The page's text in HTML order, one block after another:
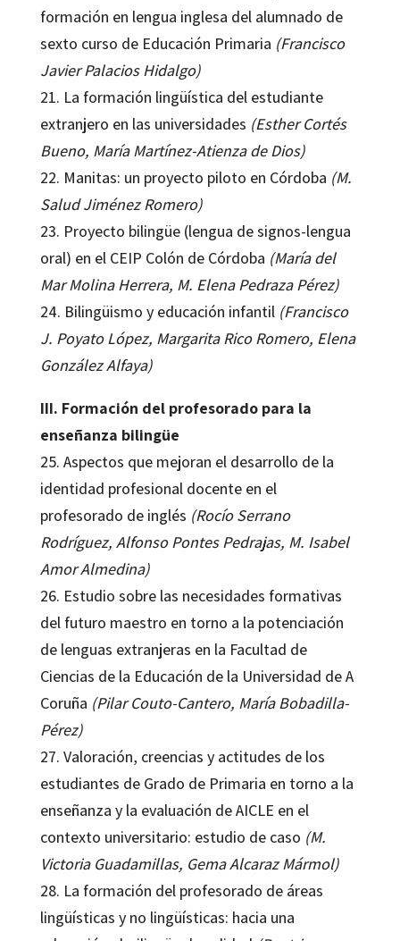
formación en lengua inglesa del alumnado de
sexto curso de Educación Primaria (Francisco
Javier Palacios Hidalgo)
21. La formación lingüística del estudiante
extranjero en las universidades (Esther Cortés
Bueno, María Martínez-Atienza de Dios)
22. Manitas: un proyecto piloto en Córdoba (M.
Salud Jiménez Romero)
23. Proyecto bilingüe (lengua de signos-lengua
oral) en el CEIP Colón de Córdoba (María del
Mar Molina Herrera, M. Elena Pedraza Pérez)
24. Bilingüismo y educación infantil (Francisco
J. Poyato López, Margarita Rico Romero, Elena
González Alfaya)
III. Formación del profesorado para la
enseñanza bilingüe
25. Aspectos que mejoran el desarrollo de la
identidad profesional docente en el
profesorado de inglés (Rocío Serrano
Rodríguez, Alfonso Pontes Pedrajas, M. Isabel
Amor Almedina)
26. Estudio sobre las necesidades formativas
del futuro maestro en torno a la potenciación
de lenguas extranjeras en la Facultad de
Ciencias de la Educación de la Universidad de A
Coruña (Pilar Couto-Cantero, María Bobadilla-
Pérez)
27. Valoración, creencias y actitudes de los
estudiantes de Grado de Primaria en torno a la
enseñanza y la evaluación de AICLE en el
contexto universitario: estudio de caso (M.
Victoria Guadamillas, Gema Alcaraz Mármol)
28. La formación del profesorado de áreas
lingüísticas y no lingüísticas: hacia una